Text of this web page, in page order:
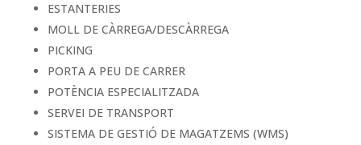
ESTANTERIES
MOLL DE CÀRREGA/DESCÀRREGA
PICKING
PORTA A PEU DE CARRER
POTÈNCIA ESPECIALITZADA
SERVEI DE TRANSPORT
SISTEMA DE GESTIÓ DE MAGATZEMS (WMS)